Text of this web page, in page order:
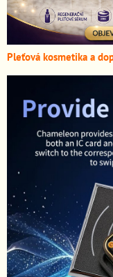
Pleťová kosmetika a